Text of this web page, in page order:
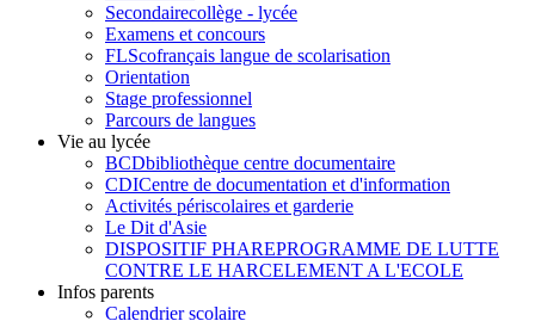
Secondairecollège - lycée
Examens et concours
FLScofrançais langue de scolarisation
Orientation
Stage professionnel
Parcours de langues
Vie au lycée
BCDbibliothèque centre documentaire
CDICentre de documentation et d'information
Activités périscolaires et garderie
Le Dit d'Asie
DISPOSITIF PHAREPROGRAMME DE LUTTE
CONTRE LE HARCELEMENT A L'ECOLE
Infos parents
Calendrier scolaire